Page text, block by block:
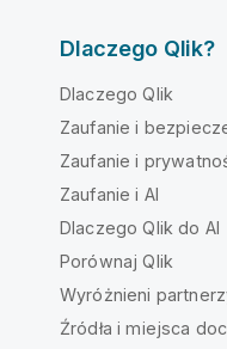
Dlaczego Qlik?
Dlaczego Qlik
Zaufanie i
Zaufanie i
Zaufanie i AI
Dlaczego Qlik do AI
Porównaj Qlik
Wyróżnieni
Źródła i miejsca